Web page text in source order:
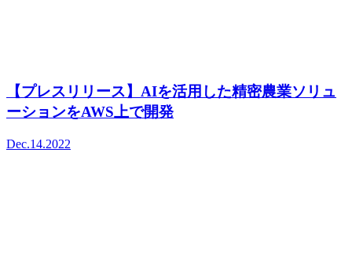
【プレスリリース】AIを活用した精密農業ソリュ
ーションをAWS上で開発
Dec.14.2022